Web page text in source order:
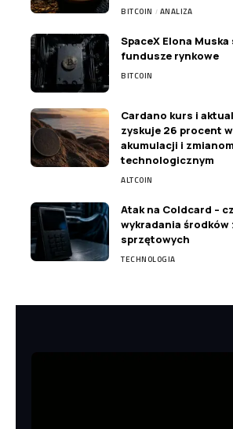
BITCOIN ANALIZA
SpaceX Elona Muska
fundusze rynkowe
BITCOIN
Cardano kurs i
zyskuje 26 procent
akumulacji i zmianom
technologicznym
ALTCOIN
Atak na Coldcard –
wykradania
sprzętowych
TECHNOLOGIA